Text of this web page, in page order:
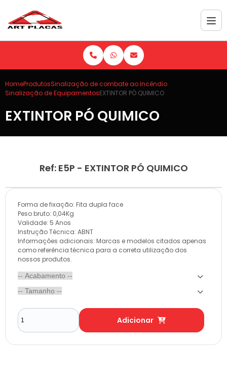
HomeProdutosSinalização de combate ao Incêndio
Sinalização de EquipamentosEXTINTOR PÓ QUIMICO
EXTINTOR PÓ QUIMICO
Ref: E5P - EXTINTOR PÓ QUIMICO
Forma de fixação: Fita dupla face
Peso bruto: 0,04Kg
Validade: 5 Anos
Instrução Técnica: ABNT
Informações adicionais: Marcas e modelos citados apenas
como referência técnica para a correta utilização dos
nossos produtos.
Adicionar